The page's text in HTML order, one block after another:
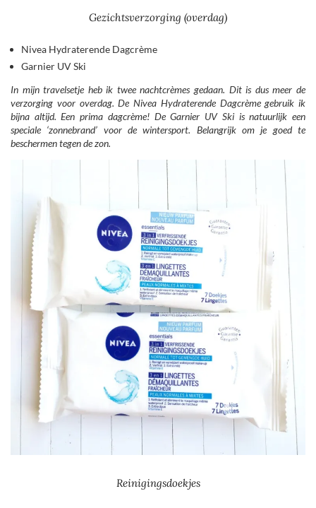
Gezichtsverzorging (overdag)
Nivea Hydraterende Dagcrème
Garnier UV Ski
In mijn travelsetje heb ik twee nachtcrèmes gedaan. Dit is dus meer de
verzorging voor overdag. De Nivea Hydraterende Dagcrème gebruik ik
bijna altijd. Een prima dagcrème! De Garnier UV Ski is natuurlijk een
speciale ‘zonnebrand’ voor de wintersport. Belangrijk om je goed te
beschermen tegen de zon.
Reinigingsdoekjes